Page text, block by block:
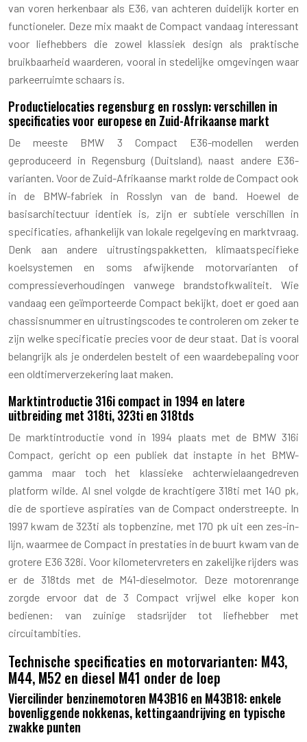
van voren herkenbaar als E36, van achteren duidelijk korter en
functioneler. Deze mix maakt de Compact vandaag interessant
voor liefhebbers die zowel klassiek design als praktische
bruikbaarheid waarderen, vooral in stedelijke omgevingen waar
parkeerruimte schaars is.
Productielocaties regensburg en rosslyn: verschillen in
specificaties voor europese en Zuid-Afrikaanse markt
De meeste BMW 3 Compact E36-modellen werden
geproduceerd in Regensburg (Duitsland), naast andere E36-
varianten. Voor de Zuid-Afrikaanse markt rolde de Compact ook
in de BMW-fabriek in Rosslyn van de band. Hoewel de
basisarchitectuur identiek is, zijn er subtiele verschillen in
specificaties, afhankelijk van lokale regelgeving en marktvraag.
Denk aan andere uitrustingspakketten, klimaatspecifieke
koelsystemen en soms afwijkende motorvarianten of
compressieverhoudingen vanwege brandstofkwaliteit. Wie
vandaag een geïmporteerde Compact bekijkt, doet er goed aan
chassisnummer en uitrustingscodes te controleren om zeker te
zijn welke specificatie precies voor de deur staat. Dat is vooral
belangrijk als je onderdelen bestelt of een waardebepaling voor
een oldtimerverzekering laat maken.
Marktintroductie 316i compact in 1994 en latere
uitbreiding met 318ti, 323ti en 318tds
De marktintroductie vond in 1994 plaats met de BMW 316i
Compact, gericht op een publiek dat instapte in het BMW-
gamma maar toch het klassieke achterwielaangedreven
platform wilde. Al snel volgde de krachtigere 318ti met 140 pk,
die de sportieve aspiraties van de Compact onderstreepte. In
1997 kwam de 323ti als topbenzine, met 170 pk uit een zes-in-
lijn, waarmee de Compact in prestaties in de buurt kwam van de
grotere E36 328i. Voor kilometervreters en zakelijke rijders was
er de 318tds met de M41-dieselmotor. Deze motorenrange
zorgde ervoor dat de 3 Compact vrijwel elke koper kon
bedienen: van zuinige stadsrijder tot liefhebber met
circuitambities.
Technische specificaties en motorvarianten: M43,
M44, M52 en diesel M41 onder de loep
Viercilinder benzinemotoren M43B16 en M43B18: enkele
bovenliggende nokkenas, kettingaandrijving en typische
zwakke punten